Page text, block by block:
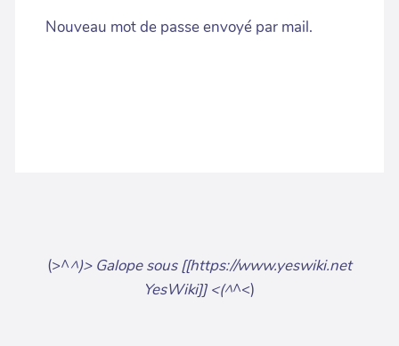
Nouveau mot de passe envoyé par mail.
(>^^)> Galope sous [[https://www.yeswiki.net
YesWiki]] <(^^<)